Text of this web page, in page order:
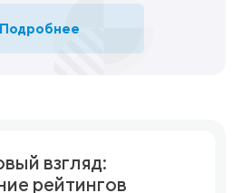
Подробнее
взгляд:
рейтингов